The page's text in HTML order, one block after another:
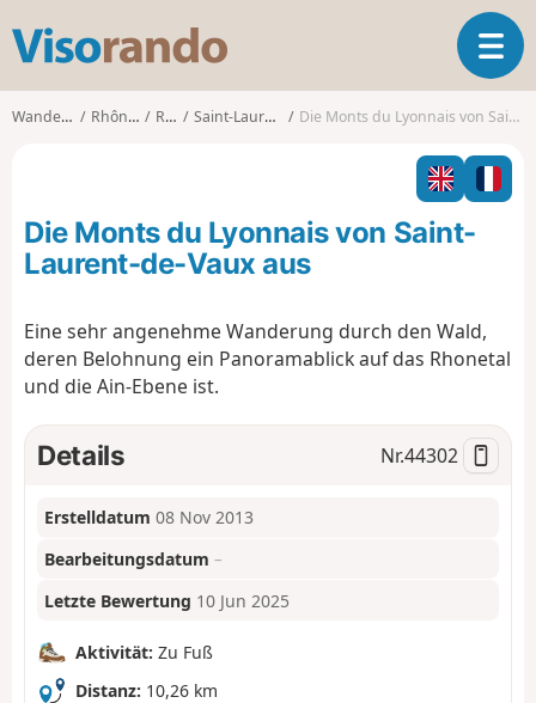
s
o
o
T
o
g
l
n
t
n
Wanderungen Rhône-Alpes Rhône Saint-Laurent-de-Vaux Die Monts du Lyonnais von Saint-Laurent-de-Vaux aus
Die Monts du Lyonnais von Saint-
Laurent-de-Vaux aus
Eine sehr angenehme Wanderung durch den Wald,
deren Belohnung ein Panoramablick auf das Rhonetal
und die Ain-Ebene ist.
Details Nr.44302
Erstelldatum 08 Nov 2013
Bearbeitungsdatum –
Letzte Bewertung 10 Jun 2025
Aktivität: Zu Fuß
Distanz: 10,26 km